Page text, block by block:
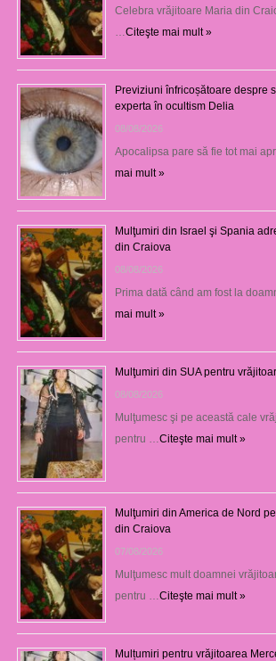
Celebra vrăjitoare Maria din
Citeşte mai mult »
Previziuni înfricoșătoare despre
experta în ocultism Delia
08/08/2026
Apocalipsa pare să fie tot mai
mai mult »
Mulţumiri din Israel şi Spania
din Craiova
08/08/2026
Prima dată când am fost la
mai mult »
Mulţumiri din SUA pentru
08/08/2026
Mulţumesc şi pe această cale
pentru … Citeşte mai mult »
Mulţumiri din America de Nord
din Craiova
07/08/2026
Mulţumesc mult doamnei
pentru … Citeşte mai mult »
Mulțumiri pentru vrăjitoarea